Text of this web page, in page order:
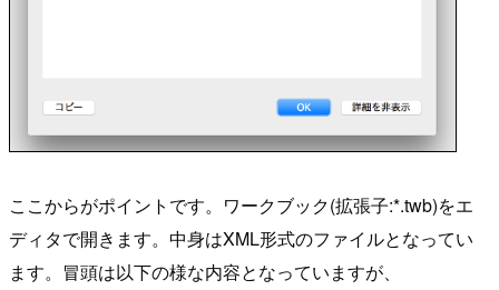
ここからがポイントです。ワークブック(拡張子:*.twb)をエ
ディタで開きます。中身はXML形式のファイルとなってい
ます。冒頭は以下の様な内容となっていますが、